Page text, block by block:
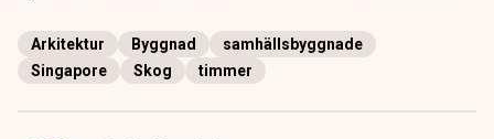
Arkitektur Byggnad
samhällsbyggnade
Singapore
Skog timmer